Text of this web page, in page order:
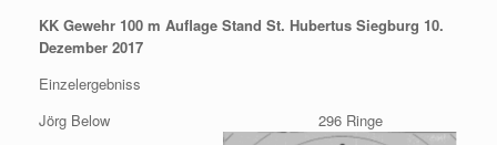
KK Gewehr 100 m Auflage Stand St. Hubertus Siegburg 10.
Dezember 2017
Einzelergebniss
Jörg Below 296 Ringe